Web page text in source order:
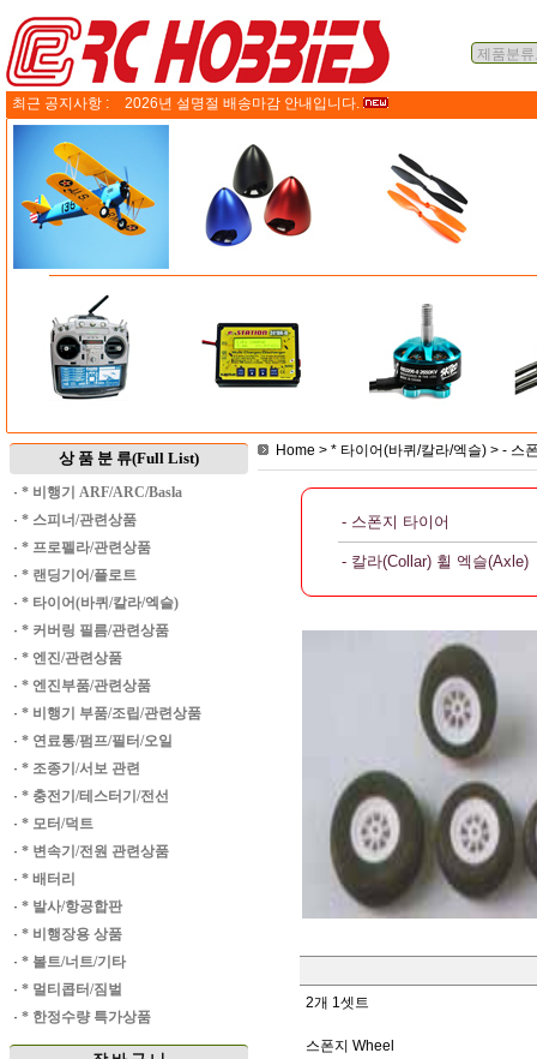
최근 공지사항 : 2026년 설명절 배송마감 안내입니다.
상 품 분 류(Full List)
· * 비행기 ARF/ARC/Basla
· * 스피너/관련상품
· * 프로펠라/관련상품
· * 랜딩기어/플로트
· * 타이어(바퀴/칼라/엑슬)
· * 커버링 필름/관련상품
· * 엔진/관련상품
· * 엔진부품/관련상품
· * 비행기 부품/조립/관련상품
· * 연료통/펌프/필터/오일
· * 조종기/서보 관련
· * 충전기/테스터기/전선
· * 모터/덕트
· * 변속기/전원 관련상품
· * 배터리
· * 발사/항공합판
· * 비행장용 상품
· * 볼트/너트/기타
· * 멀티콥터/짐벌
· * 한정수량 특가상품
Home > * 타이어(바퀴/칼라/엑슬) > - 스
- 스폰지 타이어
- 칼라(Collar) 휠 엑슬(Axle)
2개 1셋트
스폰지 Wheel